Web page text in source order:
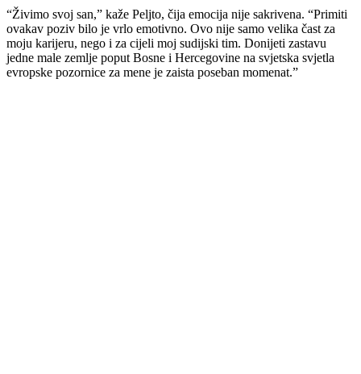
“Živimo svoj san,” kaže Peljto, čija emocija nije sakrivena. “Primiti
ovakav poziv bilo je vrlo emotivno. Ovo nije samo velika čast za
moju karijeru, nego i za cijeli moj sudijski tim. Donijeti zastavu
jedne male zemlje poput Bosne i Hercegovine na svjetska svjetla
evropske pozornice za mene je zaista poseban momenat.”